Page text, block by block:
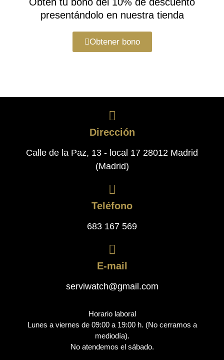
presentándolo en nuestra tienda
Obtener bono
Dirección
Calle de la Paz, 13 - local 17 28012 Madrid
(Madrid)
Teléfono
683 167 569
E-mail
serviwatch@gmail.com
Horario laboral
Lunes a viernes de 09:00 a 19:00 h. (No cerramos a
mediodía).
No atendemos el sábado.